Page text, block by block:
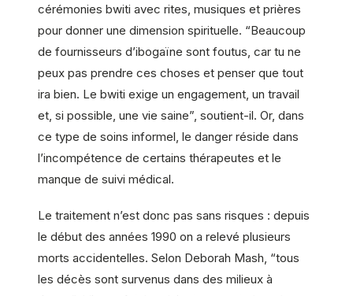
cérémonies bwiti avec rites, musiques et prières
pour donner une dimension spirituelle. “Beaucoup
de fournisseurs d’ibogaïne sont foutus, car tu ne
peux pas prendre ces choses et penser que tout
ira bien. Le bwiti exige un engagement, un travail
et, si possible, une vie saine”, soutient-il. Or, dans
ce type de soins informel, le danger réside dans
l’incompétence de certains thérapeutes et le
manque de suivi médical.
Le traitement n’est donc pas sans risques : depuis
le début des années 1990 on a relevé plusieurs
morts accidentelles. Selon Deborah Mash, “tous
les décès sont survenus dans des milieux à